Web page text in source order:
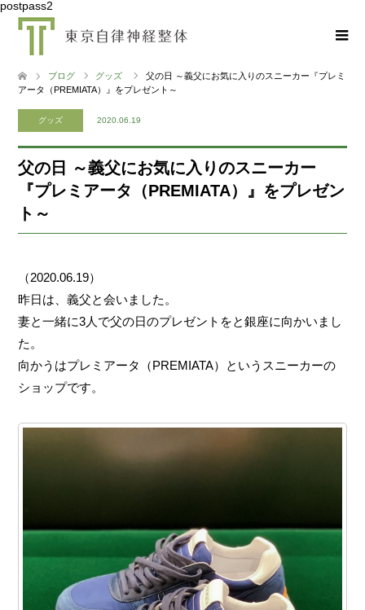
postpass2
ブログ グッズ
父の日 ～義父にお気に入りのスニーカー『プレミ
アータ（PREMIATA）』をプレゼント～
グッズ 2020.06.19
父の日 ～義父にお気に入りのスニーカー
『プレミアータ（PREMIATA）』をプレゼン
ト～
（2020.06.19）
昨日は、義父と会いました。
妻と一緒に3人で父の日のプレゼントをと銀座に向かいまし
た。
向かうはプレミアータ（PREMIATA）というスニーカーの
ショップです。